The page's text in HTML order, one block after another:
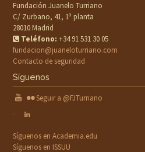
Fundación Juanelo Turriano
C/ Zurbano, 41, 1ª planta
28010 Madrid
Teléfono: +34 91 531 30 05
fundacion@juaneloturriano.com
Contacto de seguridad
Síguenos
Seguir a @FJTurriano
Síguenos en Academia.edu
Síguenos en ISSUU